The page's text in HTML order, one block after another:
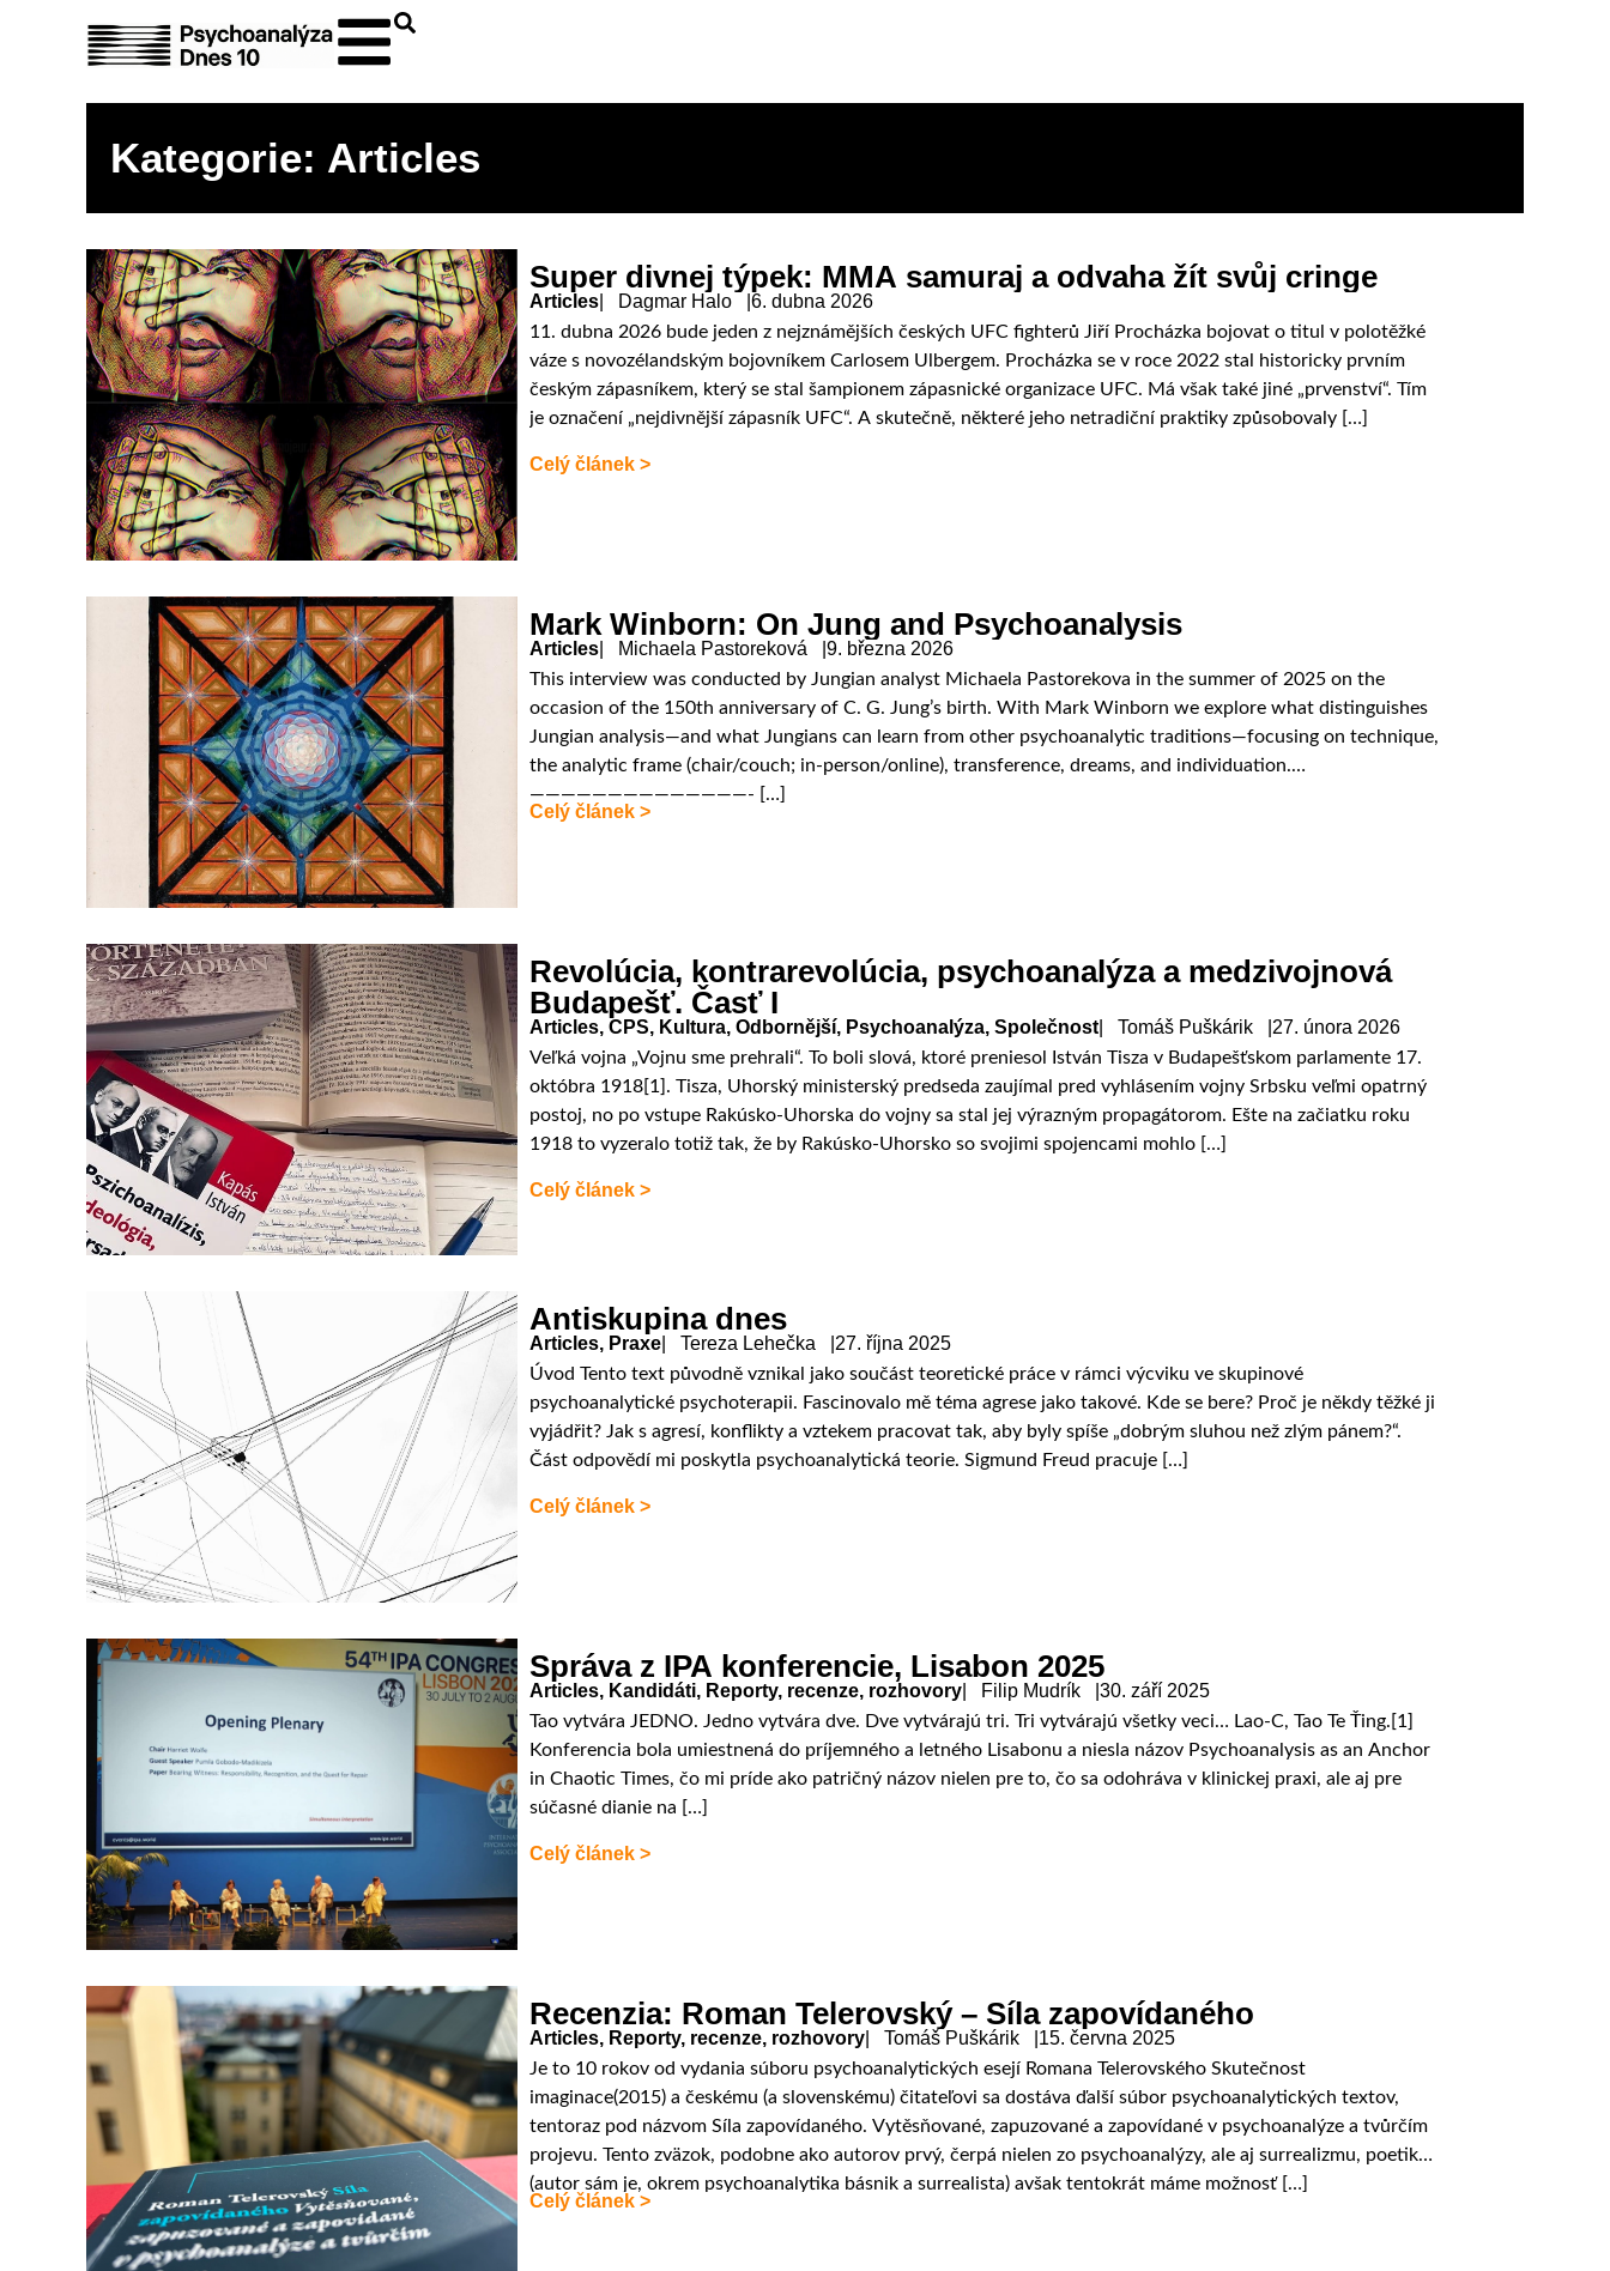
Kategorie: Articles
Super divnej týpek: MMA samuraj a odvaha žít svůj cringe
Articles | Dagmar Halo | 6. dubna 2026
11. dubna 2026 bude jeden z nejznámějších českých UFC fighterů Jiří Procházka bojovat o titul v polotěžké
váze s novozélandským bojovníkem Carlosem Ulbergem. Procházka se v roce 2022 stal historicky prvním
českým zápasníkem, který se stal šampionem zápasnické organizace UFC. Má však také jiné „prvenství“. Tím
je označení „nejdivnější zápasník UFC“. A skutečně, některé jeho netradiční praktiky způsobovaly […]
Celý článek >
Mark Winborn: On Jung and Psychoanalysis
Articles | Michaela Pastoreková | 9. března 2026
This interview was conducted by Jungian analyst Michaela Pastorekova in the summer of 2025 on the
occasion of the 150th anniversary of C. G. Jung’s birth. With Mark Winborn we explore what distinguishes
Jungian analysis—and what Jungians can learn from other psychoanalytic traditions—focusing on technique,
the analytic frame (chair/couch; in-person/online), transference, dreams, and individuation.
——————————————- […]
Celý článek >
Revolúcia, kontrarevolúcia, psychoanalýza a medzivojnová
Budapešť. Časť I
Articles, ČPS, Kultura, Odbornější, Psychoanalýza, Společnost | Tomáš Puškárik | 27. února 2026
Veľká vojna „Vojnu sme prehrali“. To boli slová, ktoré preniesol István Tisza v Budapešťskom parlamente 17.
októbra 1918[1]. Tisza, Uhorský ministerský predseda zaujímal pred vyhlásením vojny Srbsku veľmi opatrný
postoj, no po vstupe Rakúsko-Uhorska do vojny sa stal jej výrazným propagátorom. Ešte na začiatku roku
1918 to vyzeralo totiž tak, že by Rakúsko-Uhorsko so svojimi spojencami mohlo […]
Celý článek >
Antiskupina dnes
Articles, Praxe | Tereza Lehečka | 27. října 2025
Úvod Tento text původně vznikal jako součást teoretické práce v rámci výcviku ve skupinové
psychoanalytické psychoterapii. Fascinovalo mě téma agrese jako takové. Kde se bere? Proč je někdy těžké ji
vyjádřit? Jak s agresí, konflikty a vztekem pracovat tak, aby byly spíše „dobrým sluhou než zlým pánem?“.
Část odpovědí mi poskytla psychoanalytická teorie. Sigmund Freud pracuje […]
Celý článek >
Správa z IPA konferencie, Lisabon 2025
Articles, Kandidáti, Reporty, recenze, rozhovory | Filip Mudrík | 30. září 2025
Tao vytvára JEDNO. Jedno vytvára dve. Dve vytvárajú tri. Tri vytvárajú všetky veci… Lao-C, Tao Te Ťing.[1]
Konferencia bola umiestnená do príjemného a letného Lisabonu a niesla názov Psychoanalysis as an Anchor
in Chaotic Times, čo mi príde ako patričný názov nielen pre to, čo sa odohráva v klinickej praxi, ale aj pre
súčasné dianie na […]
Celý článek >
Recenzia: Roman Telerovský – Síla zapovídaného
Articles, Reporty, recenze, rozhovory | Tomáš Puškárik | 15. června 2025
Je to 10 rokov od vydania súboru psychoanalytických esejí Romana Telerovského Skutečnost
imaginace(2015) a českému (a slovenskému) čitateľovi sa dostáva ďalší súbor psychoanalytických textov,
tentoraz pod názvom Síla zapovídaného. Vytěsňované, zapuzované a zapovídané v psychoanalýze a tvůrčím
projevu. Tento zväzok, podobne ako autorov prvý, čerpá nielen zo psychoanalýzy, ale aj surrealizmu, poetiky
(autor sám je, okrem psychoanalytika básnik a surrealista) avšak tentokrát máme možnosť […]
Celý článek >